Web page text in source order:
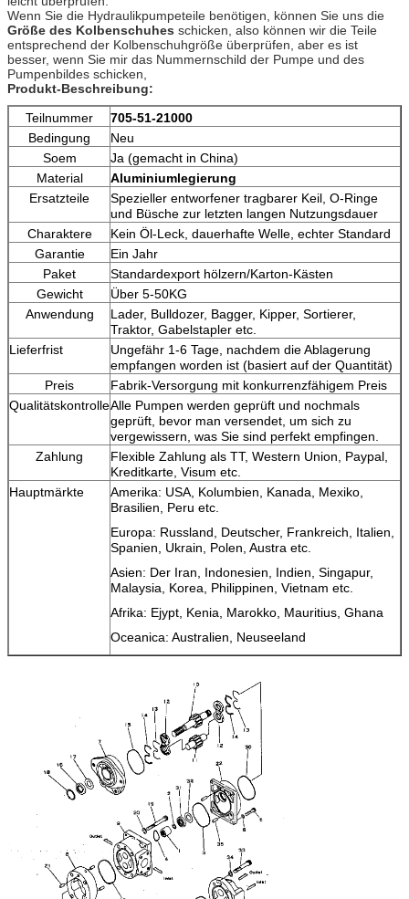
Wenn Sie die Hydraulikpumpeteile benötigen, können Sie uns die
Größe des Kolbenschuhes schicken, also können wir die Teile
entsprechend der Kolbenschuhgröße überprüfen, aber es ist
besser, wenn Sie mir das Nummernschild der Pumpe und des
Pumpenbildes schicken,
Produkt-Beschreibung:
Teilnummer
705-51-21000
Bedingung
Neu
Soem
Ja (gemacht in China)
Material
Aluminiumlegierung
Ersatzteile
Spezieller entworfener tragbarer Keil, O-Ringe
und Büsche zur letzten langen Nutzungsdauer
Charaktere
Kein Öl-Leck, dauerhafte Welle, echter Standard
Garantie
Ein Jahr
Paket
Standardexport hölzern/Karton-Kästen
Gewicht
Über 5-50KG
Anwendung
Lader, Bulldozer, Bagger, Kipper, Sortierer,
Traktor, Gabelstapler etc.
Lieferfrist
Ungefähr 1-6 Tage, nachdem die Ablagerung
empfangen worden ist (basiert auf der Quantität)
Preis
Fabrik-Versorgung mit konkurrenzfähigem Preis
QualitätskontrolleAlle Pumpen werden geprüft und nochmals
geprüft, bevor man versendet, um sich zu
vergewissern, was Sie sind perfekt empfingen.
Zahlung
Flexible Zahlung als TT, Western Union, Paypal,
Kreditkarte, Visum etc.
Hauptmärkte
Amerika: USA, Kolumbien, Kanada, Mexiko,
Brasilien, Peru etc.
Europa: Russland, Deutscher, Frankreich, Italien,
Spanien, Ukrain, Polen, Austra etc.
Asien: Der Iran, Indonesien, Indien, Singapur,
Malaysia, Korea, Philippinen, Vietnam etc.
Afrika: Ejypt, Kenia, Marokko, Mauritius, Ghana
Oceanica: Australien, Neuseeland